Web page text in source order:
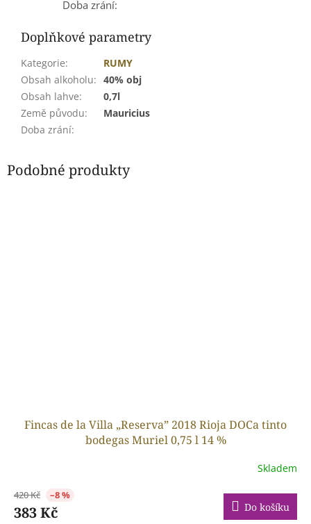
Doba zrání:
Doplňkové parametry
Kategorie:
RUMY
Obsah alkoholu: 40% obj
Obsah lahve:
0,7l
Země původu:
Mauricius
Doba zrání:
Podobné produkty
Fincas de la Villa „Reserva” 2018 Rioja DOCa tinto
bodegas Muriel 0,75 l 14 %
Skladem
420 Kč –8 %
383 Kč Do košíku